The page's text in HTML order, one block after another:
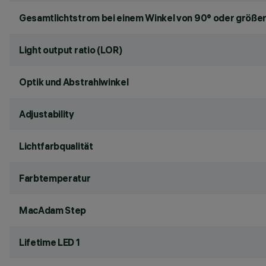
Gesamtlichtstrom bei einem Winkel von 90° oder
Light output ratio (LOR)
Optik und Abstrahlwinkel
Adjustability
Lichtfarbqualität
Farbtemperatur
MacAdam Step
Lifetime LED 1